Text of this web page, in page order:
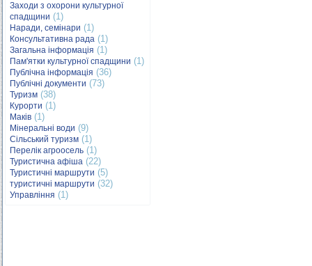
Заходи з охорони культурної
спадщини (1)
Наради, семінари (1)
Консультативна рада (1)
Загальна інформація (1)
Пам'ятки культурної спадщини (1)
Публічна інформація (36)
Публічні документи (73)
Туризм (38)
Курорти (1)
Маків (1)
Мінеральні води (9)
Сільський туризм (1)
Перелік агроосель (1)
Туристична афіша (22)
Туристичні маршрути (5)
туристичні маршрути (32)
Управління (1)